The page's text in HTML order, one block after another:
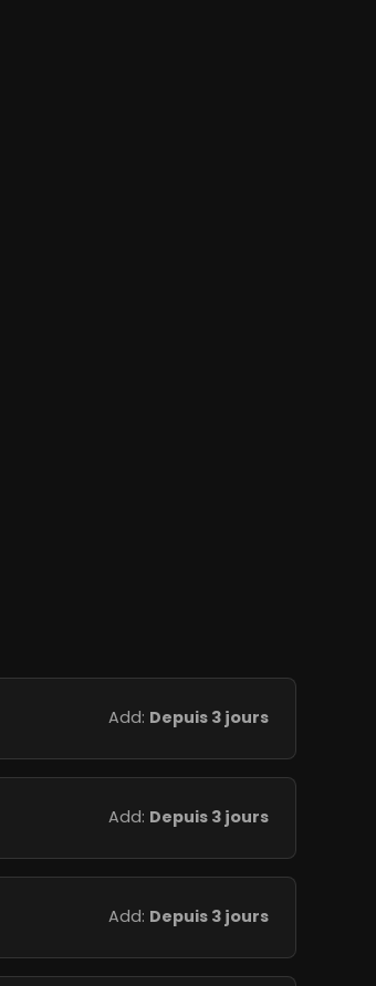
Add: Depuis 3 jours
Add: Depuis 3 jours
Add: Depuis 3 jours